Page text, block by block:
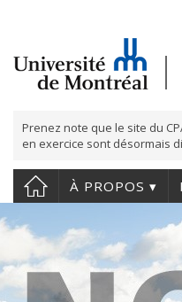
Prenez note que le site du
en exercice sont désormais
À PROPOS